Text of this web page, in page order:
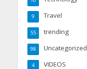
Travel
9
trending
55
Uncategorized
98
VIDEOS
4